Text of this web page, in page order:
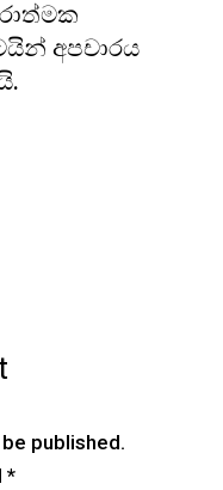
අපචාරය
published.
*